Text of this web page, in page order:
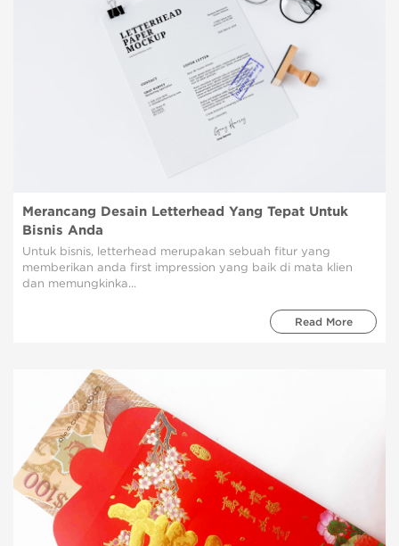
Merancang Desain Letterhead Yang Tepat Untuk
Bisnis Anda
Untuk bisnis, letterhead merupakan sebuah fitur yang
memberikan anda first impression yang baik di mata klien
dan memungkinka...
Read More